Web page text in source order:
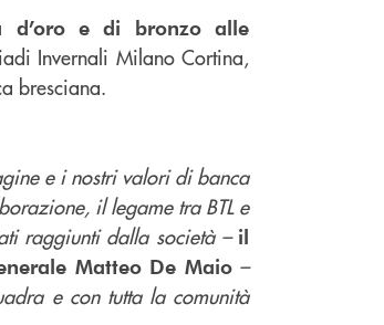
d’oro e di bronzo alle
Invernali Milano Cortina,
bresciana.
e i nostri valori di banca
il legame tra BTL e
raggiunti dalla società – il
Matteo De Maio–
e con tutta la comunità